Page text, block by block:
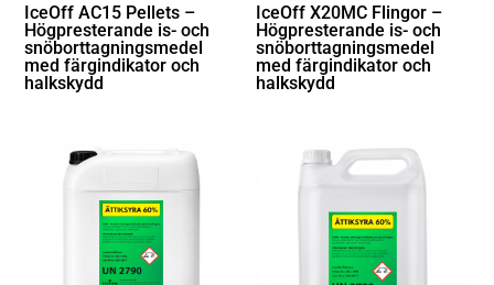
IceOff AC15 Pellets –
Högpresterande is- och
snöborttagningsmedel
med färgindikator och
halkskydd
IceOff X20MC Flingor –
Högpresterande is- och
snöborttagningsmedel
med färgindikator och
halkskydd